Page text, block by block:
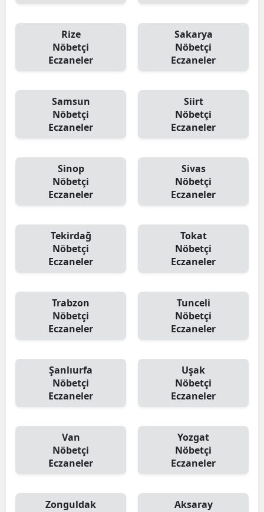
Rize
Nöbetçi
Eczaneler
Sakarya
Nöbetçi
Eczaneler
Samsun
Nöbetçi
Eczaneler
Siirt
Nöbetçi
Eczaneler
Sinop
Nöbetçi
Eczaneler
Sivas
Nöbetçi
Eczaneler
Tekirdağ
Nöbetçi
Eczaneler
Tokat
Nöbetçi
Eczaneler
Trabzon
Nöbetçi
Eczaneler
Tunceli
Nöbetçi
Eczaneler
Şanlıurfa
Nöbetçi
Eczaneler
Uşak
Nöbetçi
Eczaneler
Van
Nöbetçi
Eczaneler
Yozgat
Nöbetçi
Eczaneler
Zonguldak
Aksaray